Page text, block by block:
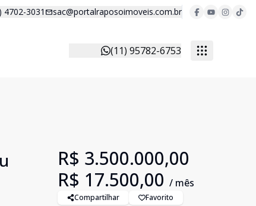
4702-3031 sac@portalraposoimoveis.com.br
(11) 95782-6753
R$ 3.500.000,00
R$ 17.500,00 / mês
Compartilhar Favorito